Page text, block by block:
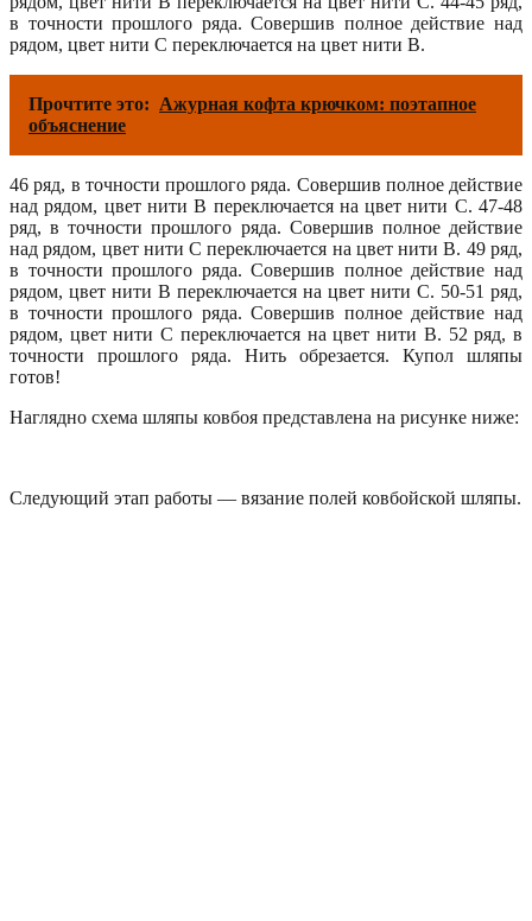
в точности прошлого ряда. Совершив полное действие над
рядом, цвет нити С переключается на цвет нити В.
Прочтите это: Ажурная кофта крючком: поэтапное
объяснение
46 ряд, в точности прошлого ряда. Совершив полное действие
над рядом, цвет нити В переключается на цвет нити С. 47-48
ряд, в точности прошлого ряда. Совершив полное действие
над рядом, цвет нити С переключается на цвет нити В. 49 ряд,
в точности прошлого ряда. Совершив полное действие над
рядом, цвет нити В переключается на цвет нити С. 50-51 ряд,
в точности прошлого ряда. Совершив полное действие над
рядом, цвет нити С переключается на цвет нити В. 52 ряд, в
точности прошлого ряда. Нить обрезается. Купол шляпы
готов!
Наглядно схема шляпы ковбоя представлена на рисунке ниже:
Следующий этап работы — вязание полей ковбойской шляпы.